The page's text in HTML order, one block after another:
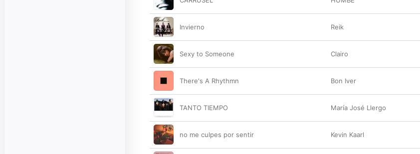
Invierno Reik
Sexy to Someone Clairo
There's A Rhythmn Bon Iver
TANTO TIEMPO María José Llergo
no me culpes por sentir Kevin Kaarl